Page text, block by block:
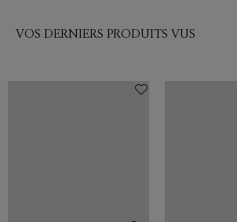
VOS DERNIERS PRODUITS VUS